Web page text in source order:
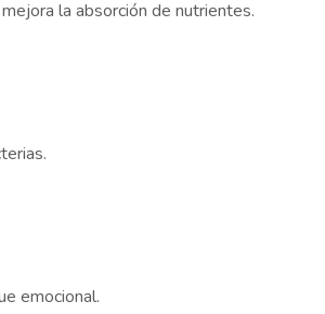
la absorción de nutrientes.
emocional.